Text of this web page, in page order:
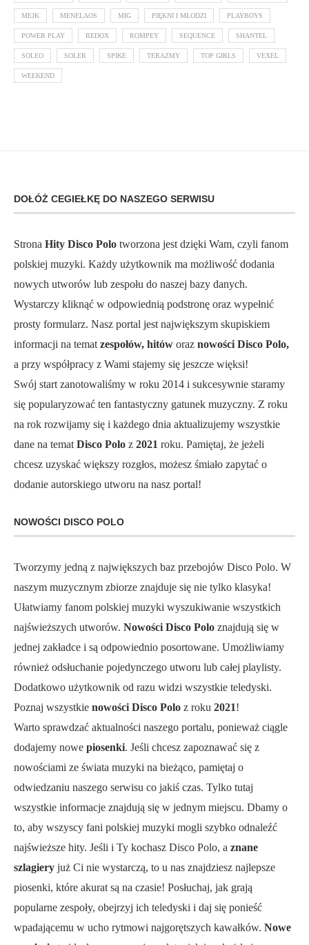
MEJK MENELAOS MIG PIĘKNI I MŁODZI PLAYBOYS
POWER PLAY REDOX ROMPEY SEQUENCE SHANTEL
SOLEO SOLER SPIKE TERAZMY TOP GIRLS VEXEL
WEEKEND
DOŁÓŻ CEGIEŁKĘ DO NASZEGO SERWISU
Strona Hity Disco Polo tworzona jest dzięki Wam, czyli fanom
polskiej muzyki. Każdy użytkownik ma możliwość dodania
nowych utworów lub zespołu do naszej bazy danych.
Wystarczy kliknąć w odpowiednią podstronę oraz wypełnić
prosty formularz. Nasz portal jest największym skupiskiem
informacji na temat zespołów, hitów oraz nowości Disco Polo,
a przy współpracy z Wami stajemy się jeszcze więksi!
Swój start zanotowaliśmy w roku 2014 i sukcesywnie staramy
się popularyzować ten fantastyczny gatunek muzyczny. Z roku
na rok rozwijamy się i każdego dnia aktualizujemy wszystkie
dane na temat Disco Polo z 2021 roku. Pamiętaj, że jeżeli
chcesz uzyskać większy rozgłos, możesz śmiało zapytać o
dodanie autorskiego utworu na nasz portal!
NOWOŚCI DISCO POLO
Tworzymy jedną z największych baz przebojów Disco Polo. W
naszym muzycznym zbiorze znajduje się nie tylko klasyka!
Ułatwiamy fanom polskiej muzyki wyszukiwanie wszystkich
najświeższych utworów. Nowości Disco Polo znajdują się w
jednej zakładce i są odpowiednio posortowane. Umożliwiamy
również odsłuchanie pojedynczego utworu lub całej playlisty.
Dodatkowo użytkownik od razu widzi wszystkie teledyski.
Poznaj wszystkie nowości Disco Polo z roku 2021!
Warto sprawdzać aktualności naszego portalu, ponieważ ciągle
dodajemy nowe piosenki. Jeśli chcesz zapoznawać się z
nowościami ze świata muzyki na bieżąco, pamiętaj o
odwiedzaniu naszego serwisu co jakiś czas. Tylko tutaj
wszystkie informacje znajdują się w jednym miejscu. Dbamy o
to, aby wszyscy fani polskiej muzyki mogli szybko odnaleźć
najświeższe hity. Jeśli i Ty kochasz Disco Polo, a znane
szlagiery już Ci nie wystarczą, to u nas znajdziesz najlepsze
piosenki, które akurat są na czasie! Posłuchaj, jak grają
popularne zespoły, obejrzyj ich teledyski i daj się ponieść
wpadającemu w ucho rytmowi najgorętszych kawałków. Nowe